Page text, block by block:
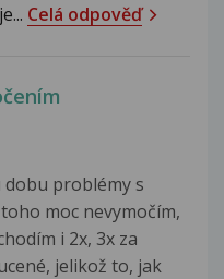
Celá odpověď
problémy s
moc nevymočím,
i 2x, 3x za
jelikož to, jak